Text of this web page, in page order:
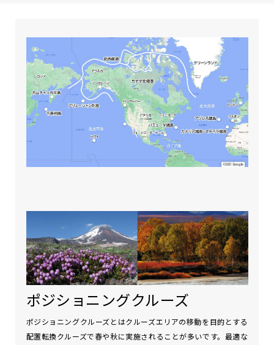
ポジショニングクルーズ
ポジショニングクルーズとはクルーズエリアの移動を目的とする
配置転換クルーズで春や秋に実施されることが多いです。最適な